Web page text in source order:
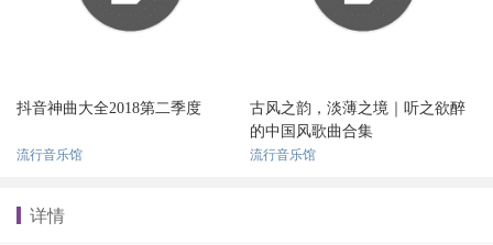
抖音神曲大全2018第二季度
流行音乐馆
古风之韵，淡薄之境｜听之欲醉
的中国风歌曲合集
流行音乐馆
详情